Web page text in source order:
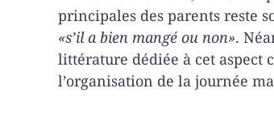
principales des parents reste
«s’il a bien mangé ou non».
littérature dédiée à cet aspect
l’organisation de la journée